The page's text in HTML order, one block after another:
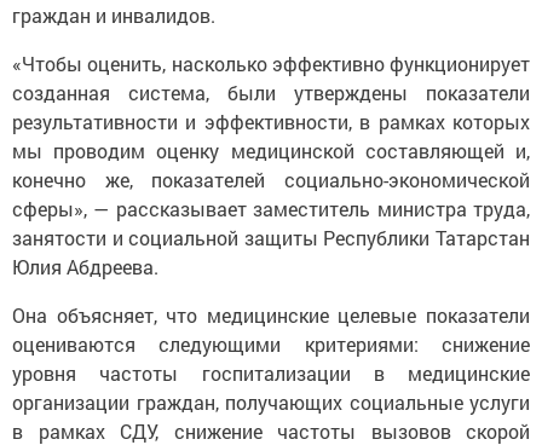
граждан и инвалидов.
«Чтобы оценить, насколько эффективно функционирует
созданная система, были утверждены показатели
результативности и эффективности, в рамках которых
мы проводим оценку медицинской составляющей и,
конечно же, показателей социально-экономической
сферы», — рассказывает заместитель министра труда,
занятости и социальной защиты Республики Татарстан
Юлия Абдреева.
Она объясняет, что медицинские целевые показатели
оцениваются следующими критериями: снижение
уровня частоты госпитализации в медицинские
организации граждан, получающих социальные услуги
в рамках СДУ, снижение частоты вызовов скорой